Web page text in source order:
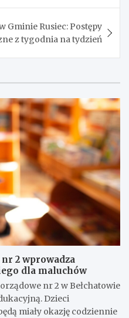
Gminie Rusiec: Postępy
z tygodnia na tydzień
2 wprowadza
dla maluchów
nr 2 w Bełchatowie
Dzieci
miały okazję codziennie